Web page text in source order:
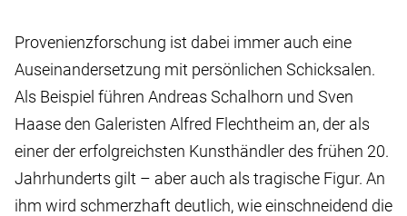
Provenienzforschung ist dabei immer auch eine
Auseinandersetzung mit persönlichen Schicksalen.
Als Beispiel führen Andreas Schalhorn und Sven
Haase den Galeristen Alfred Flechtheim an, der als
einer der erfolgreichsten Kunsthändler des frühen 20.
Jahrhunderts gilt – aber auch als tragische Figur. An
ihm wird schmerzhaft deutlich, wie einschneidend die